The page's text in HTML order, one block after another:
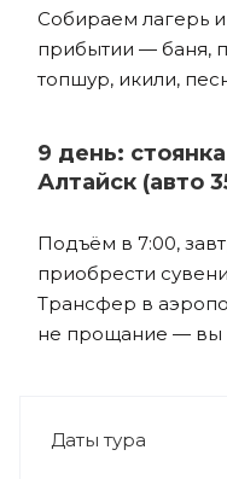
Собираем лагерь
прибытии — баня,
топшур, икили,
9 день:
Алтайск (авто
Подъём в 7:00,
приобрести
Трансфер в
не прощание — вы
Даты тура